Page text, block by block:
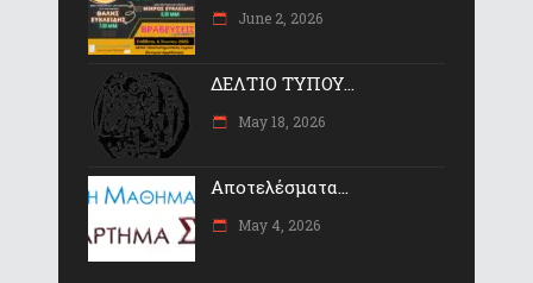
June 2, 2026
ΔΕΛΤΙΟ ΤΥΠΟΥ...
May 18, 2026
Αποτελέσματα...
May 4, 2026